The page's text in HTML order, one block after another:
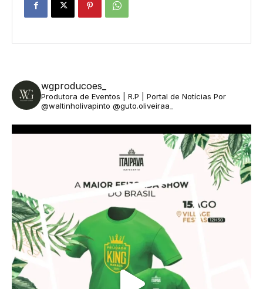
wgproducoes_
Produtora de Eventos | R.P | Portal de Notícias Por
@waltinholivapinto @guto.oliveiraa_